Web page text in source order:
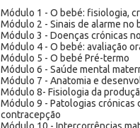
Módulo 1 - O bebé: fisiologia,
Módulo 2 - Sinais de alarme no
Módulo 3 - Doenças crónicas
Módulo 4 - O bebé: avaliação
Módulo 5 - O bebé Pré-termo
Módulo 6 - Saúde mental
Módulo 7 - Anatomia e
Módulo 8- Fisiologia da
Módulo 9 - Patologias crónicas
contracepção
Módulo 10 - Intercorrências